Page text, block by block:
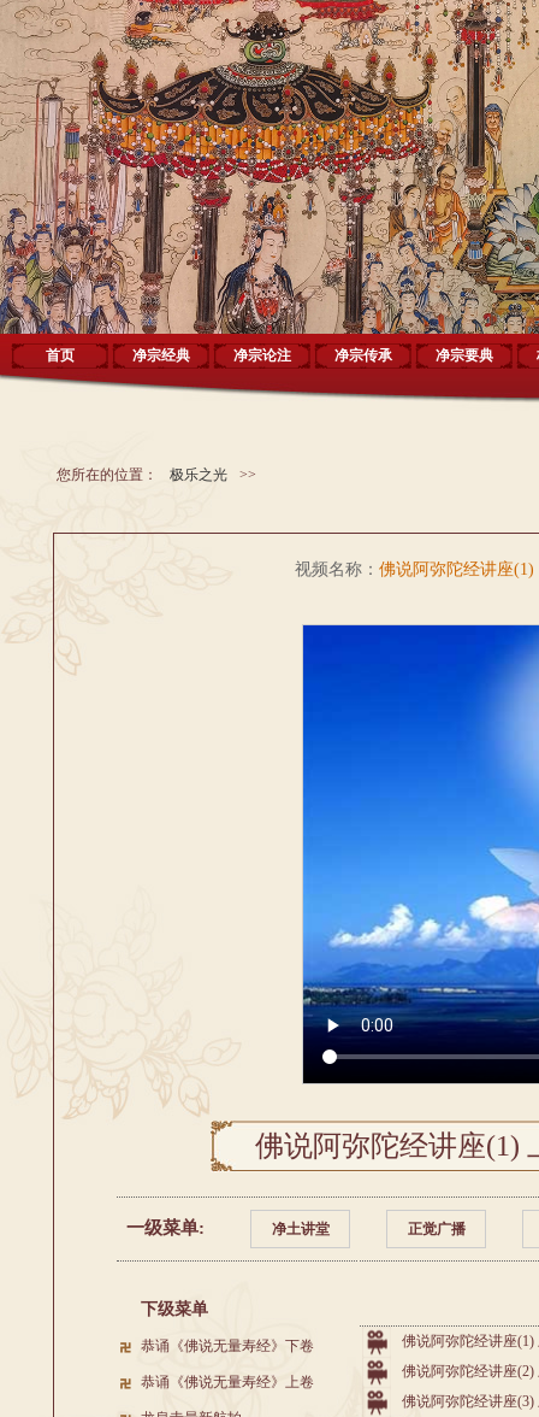
首页 净宗经典 净宗论注 净宗传承 净宗要典
您所在的位置： 极乐之光 >>
视频名称： 佛说阿弥陀经讲座
佛说阿弥陀经讲座(1)
一级菜单: 净土讲堂 正觉广播
下级菜单
恭诵《佛说无量寿经》下卷
恭诵《佛说无量寿经》上卷
佛说阿弥陀经讲座
佛说阿弥陀经讲座
佛说阿弥陀经讲座